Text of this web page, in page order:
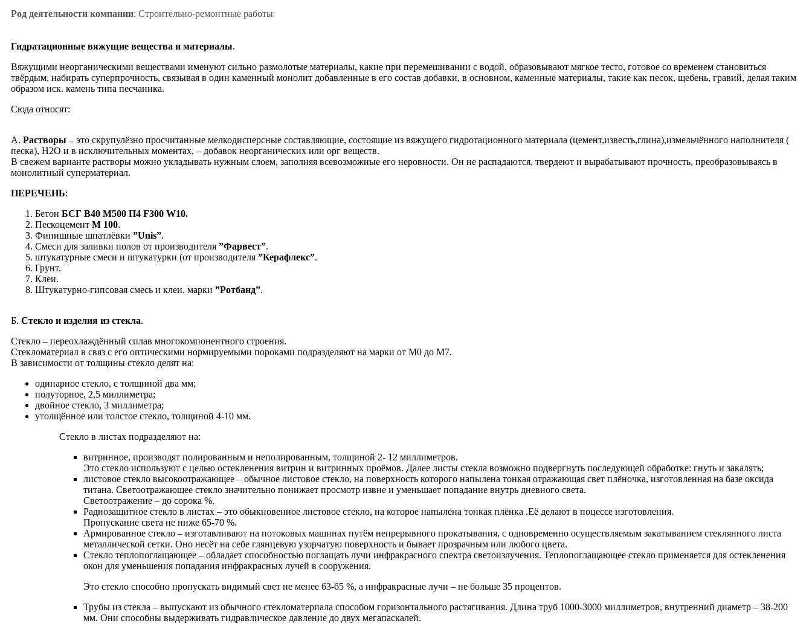
Род деятельности компании: Строительно-ремонтные работы
Гидратационные вяжущие вещества и материалы.
Вяжущими неорганическими веществами именуют сильно размолотые материалы, какие при перемешивании с водой, образовывают мягкое тесто, готовое со временем становиться
твёрдым, набирать суперпрочность, связывая в один каменный монолит добавленные в его состав добавки, в основном, каменные материалы, такие как песок, щебень, гравий, делая таким
образом иск. камень типа песчаника.
Cюда относят:
А. Растворы – это скрупулёзно просчитанные мелкодисперсные составляющие, состоящие из вяжущего гидротационного материала (цемент,известь,глина),измельчённого наполнителя (
песка), Н2О и в исключительных моментах, – добавок неорганических или орг веществ.
В свежем варианте растворы можно укладывать нужным слоем, заполняя всевозможные его неровности. Он не распадаются, твердеют и вырабатывают прочность, преобразовываясь в
монолитный суперматериал.
ПЕРЕЧЕНЬ:
Бетон БСГ В40 М500 П4 F300 W10.
Пескоцемент М 100.
Финишные шпатлёвки ”Unis”.
Смеси для заливки полов от производителя ”Фарвест”.
штукатурные смеси и штукатурки (от производителя ”Керафлекс”.
Грунт.
Клеи.
Штукатурно-гипсовая смесь и клеи. марки ”Ротбанд”.
Б. Стекло и изделия из стекла.
Cтекло – переохлаждённый сплав многокомпонентного строения.
Стекломатериал в связ с его оптическими нормируемыми пороками подразделяют на марки от М0 до М7.
В зависимости от толщины стекло делят на:
одинарное стекло, с толщиной два мм;
полуторное, 2,5 миллиметра;
двойное стекло, 3 миллиметра;
утолщённое или толстое стекло, толщиной 4-10 мм.
Стекло в листах подразделяют на:
витринное, производят полированным и неполированным, толщиной 2- 12 миллиметров.
Это стекло используют с целью остекленения витрин и витринных проёмов. Далее листы стекла возможно подвергнуть последующей обработке: гнуть и закалять;
листовое стекло высокоотражающее – обычное листовое стекло, на поверхность которого напылена тонкая отражающая свет плёночка, изготовленная на базе оксида
титана. Светоотражающее стекло значительно понижает просмотр извне и уменьшает попадание внутрь дневного света.
Светоотражение – до сорока %.
Радиозащитное стекло в листах – это обыкновенное листовое стекло, на которое напылена тонкая плёнка .Её делают в поцессе изготовления.
Пропускание света не ниже 65-70 %.
Армированное стекло – изготавливают на потоковых машинах путём непрерывного прокатывания, с одновременно осуществляемым закатыванием стеклянного листа
металлической сетки. Оно несёт на себе глянцевую узорчатую поверхность и бывает прозрачным или любого цвета.
Cтекло теплопоглащающее – обладает способностью поглащать лучи инфракрасного спектра светоизлучения. Теплопоглащающее стекло применяется для остекленения
окон для уменьшения попадания инфракрасных лучей в сооружения.
Это стекло способно пропускать видимый свет не менее 63-65 %, а инфракрасные лучи – не больше 35 процентов.
Трубы из стекла – выпускают из обычного стекломатериала способом горизонтального растягивания. Длина труб 1000-3000 миллиметров, внутренний диаметр – 38-200
мм. Они способны выдерживать гидравлическое давление до двух мегапаскалей.